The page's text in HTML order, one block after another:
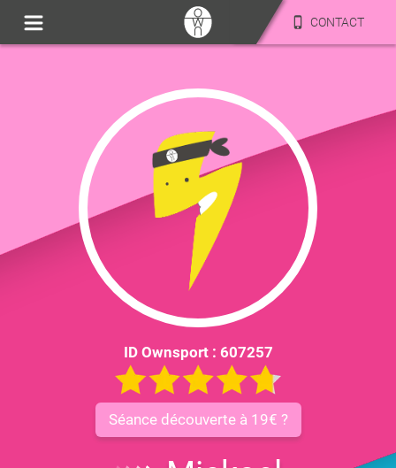
CONTACT
ID Ownsport : 607257
Séance découverte à 19€ ?